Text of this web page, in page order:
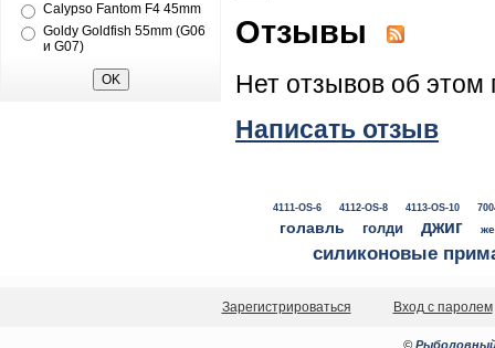
Calypso Fantom F4 45mm
Goldy Goldfish 55mm (G06
и G07)
Отзывы
Нет отзывов об этом
Написать отзыв
4111-OS-6 4112-OS-8 4113-OS-10
голавль голди джиг
силиконовые
Зарегистрироваться Вход с паролем
© Рыболовный